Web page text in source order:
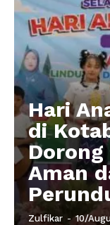
Hari
di
Aman
Zulfikar - 10/